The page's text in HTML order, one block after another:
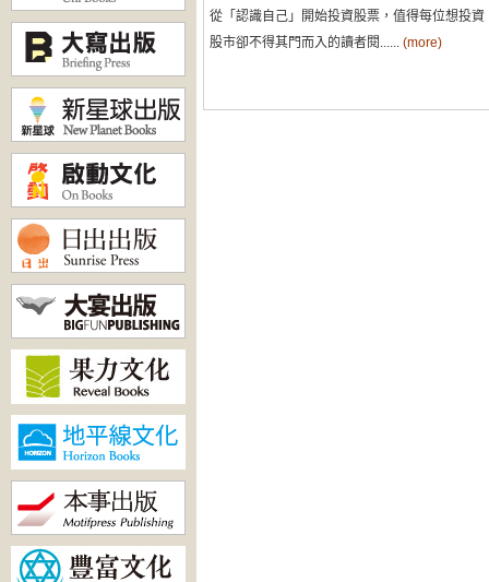
從「認識自己」開始投資股票，值得每位想投資
股市卻不得其門而入的讀者閱...... (more)